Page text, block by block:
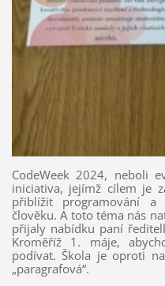
CodeWeek 2024, neboli
iniciativa, jejímž cílem je
přiblížit programování a
člověku. A toto téma nás
přijaly nabídku paní
Kroměříž 1. máje,
podívat. Škola je oproti
„paragrafová“.